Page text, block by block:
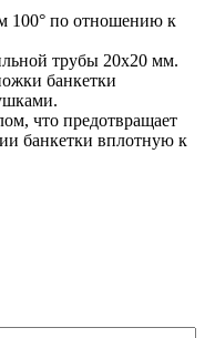
100° по отношению к
трубы 20х20 мм.
банкетки
что предотвращает
банкетки вплотную к